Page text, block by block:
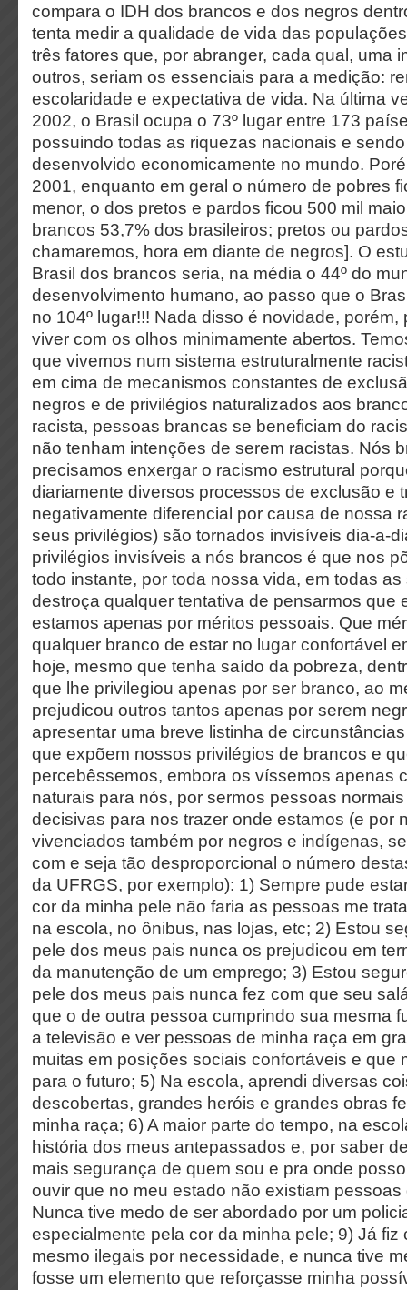
compara o IDH dos brancos e dos negros
tenta medir a qualidade de vida das
três fatores que, por abranger, cada qual, uma
outros, seriam os essenciais para a medição:
escolaridade e expectativa de vida. Na última
2002, o Brasil ocupa o 73º lugar entre 173
possuindo todas as riquezas nacionais e
desenvolvido economicamente no mundo.
2001, enquanto em geral o número de pobres
menor, o dos pretos e pardos ficou 500 mil
brancos 53,7% dos brasileiros; pretos ou
chamaremos, hora em diante de negros]. O
Brasil dos brancos seria, na média o 44º do
desenvolvimento humano, ao passo que o
no 104º lugar!!! Nada disso é novidade, porém,
viver com os olhos minimamente abertos.
que vivemos num sistema estruturalmente
em cima de mecanismos constantes de
negros e de privilégios naturalizados aos
racista, pessoas brancas se beneficiam do
não tenham intenções de serem racistas. Nós
precisamos enxergar o racismo estrutural
diariamente diversos processos de exclusão e
negativamente diferencial por causa de nossa
seus privilégios) são tornados invisíveis dia-a-
privilégios invisíveis a nós brancos é que nos
todo instante, por toda nossa vida, em todas
destroça qualquer tentativa de pensarmos que
estamos apenas por méritos pessoais. Que
qualquer branco de estar no lugar confortável
hoje, mesmo que tenha saído da pobreza,
que lhe privilegiou apenas por ser branco, ao
prejudicou outros tantos apenas por serem
apresentar uma breve listinha de
que expõem nossos privilégios de brancos e
percebêssemos, embora os víssemos apenas
naturais para nós, por sermos pessoas normais
decisivas para nos trazer onde estamos (e por
vivenciados também por negros e indígenas,
com e seja tão desproporcional o número
da UFRGS, por exemplo): 1) Sempre pude
cor da minha pele não faria as pessoas me
na escola, no ônibus, nas lojas, etc; 2) Estou
pele dos meus pais nunca os prejudicou em
da manutenção de um emprego; 3) Estou
pele dos meus pais nunca fez com que seu
que o de outra pessoa cumprindo sua mesma
a televisão e ver pessoas de minha raça em
muitas em posições sociais confortáveis e que
para o futuro; 5) Na escola, aprendi diversas
descobertas, grandes heróis e grandes obras
minha raça; 6) A maior parte do tempo, na
história dos meus antepassados e, por saber
mais segurança de quem sou e pra onde
ouvir que no meu estado não existiam pessoas
Nunca tive medo de ser abordado por um
especialmente pela cor da minha pele; 9) Já fiz
mesmo ilegais por necessidade, e nunca tive
fosse um elemento que reforçasse minha